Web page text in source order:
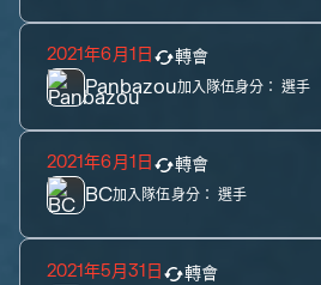
2021年6月1日 轉會
Panbazou加入隊伍身分： 選手
2021年6月1日 轉會
BC加入隊伍身分： 選手
2021年5月31日 轉會